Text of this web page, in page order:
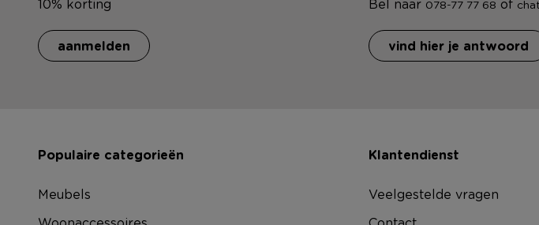
aanmelden
078-77 77 68
vind hier je antwoord
Populaire categorieën
Meubels
Klantendienst
Veelgestelde vragen